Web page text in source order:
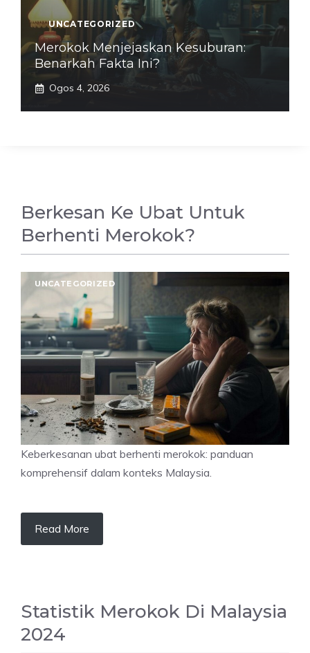
UNCATEGORIZED
Merokok Menjejaskan Kesuburan:
Benarkah Fakta Ini?
Ogos 4, 2026
Berkesan Ke Ubat Untuk
Berhenti Merokok?
UNCATEGORIZED
Keberkesanan ubat berhenti merokok: panduan
komprehensif dalam konteks Malaysia.
Read More
Statistik Merokok Di Malaysia
2024